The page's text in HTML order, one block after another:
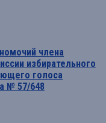
члена
избирательного
голоса
№ 57/648